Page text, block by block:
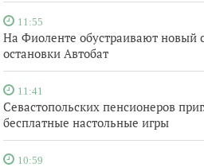
11:55
На Фиоленте обустраивают новый
остановки Автобат
11:41
Севастопольских пенсионеров
бесплатные настольные игры
10:59